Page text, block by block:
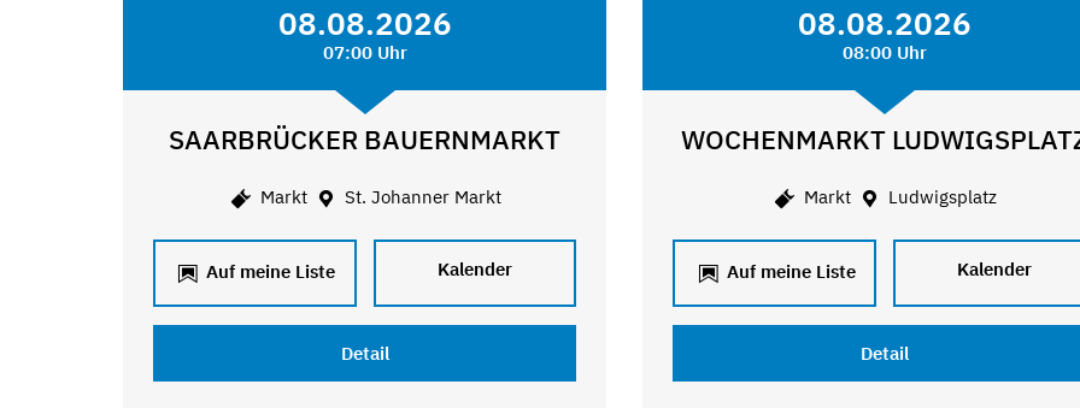
08.08.2026
07:00 Uhr
SAARBRÜCKER BAUERNMARKT
Markt St. Johanner Markt
Auf meine Liste Kalender
Detail
08.08.2026
08:00 Uhr
WOCHENMARKT
Markt Ludwigsplatz
Auf meine Liste Kalender
Detail